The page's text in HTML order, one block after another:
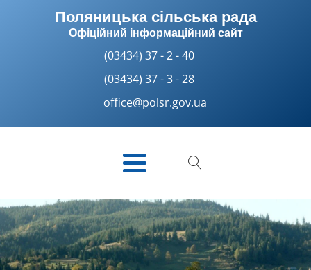
Поляницька сільська рада
Офіційний інформаційний сайт
(03434) 37 - 2 - 40
(03434) 37 - 3 - 28
office@polsr.gov.ua